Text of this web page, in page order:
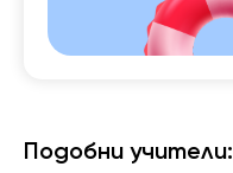
Подобни учители: